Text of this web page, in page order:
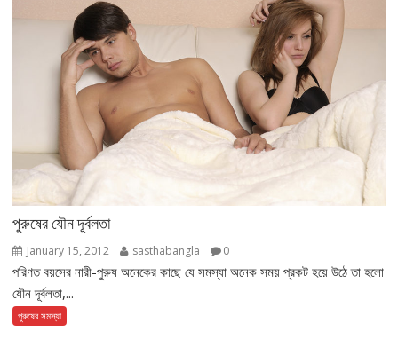
পুরুষের যৌন দূর্বলতা
January 15, 2012 sasthabangla 0
পরিণত বয়সের নারী-পুরুষ অনেকের কাছে যে সমস্যা অনেক সময় প্রকট হয়ে উঠে তা হলো
যৌন দূর্বলতা,...
পুরুষের সমস্যা